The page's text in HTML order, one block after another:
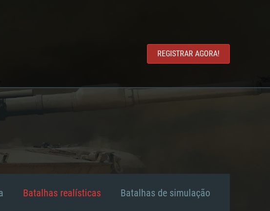
REGISTRAR AGORA!
Batalhas realísticas Batalhas de simulação